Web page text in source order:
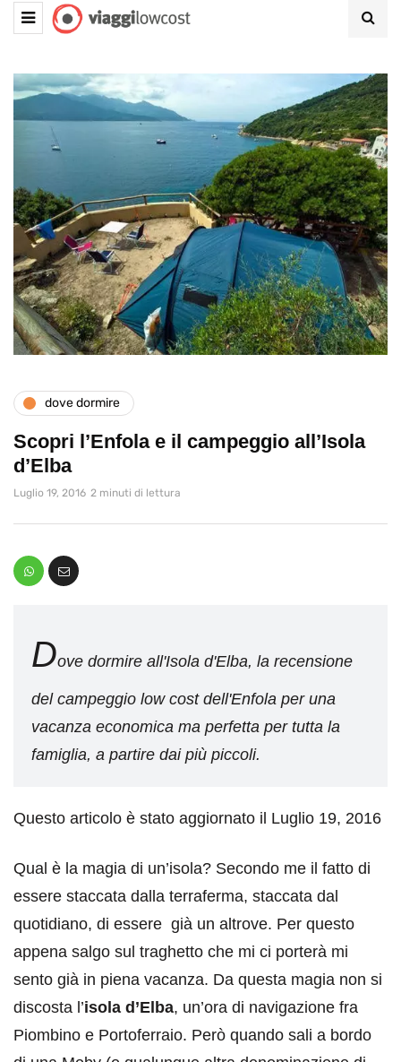
dove dormire
Scopri l’Enfola e il campeggio all’Isola
d’Elba
Luglio 19, 2016 2 minuti di lettura
Dove dormire all'Isola d'Elba, la recensione
del campeggio low cost dell'Enfola per una
vacanza economica ma perfetta per tutta la
famiglia, a partire dai più piccoli.
Questo articolo è stato aggiornato il Luglio 19, 2016
Qual è la magia di un’isola? Secondo me il fatto di
essere staccata dalla terraferma, staccata dal
quotidiano, di essere già un altrove. Per questo
appena salgo sul traghetto che mi ci porterà mi
sento già in piena vacanza. Da questa magia non si
discosta l’isola d’Elba, un’ora di navigazione fra
Piombino e Portoferraio. Però quando sali a bordo